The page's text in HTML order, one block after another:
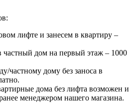
лифте и занесем в квартиру –
частный дом на первый этаж – 1000
частному дому без заноса в
дома без лифта возможен и
менеджером нашего магазина.